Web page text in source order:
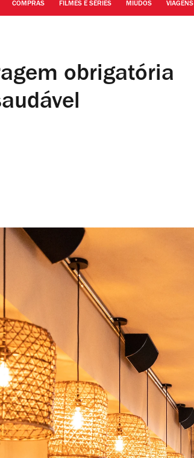
COMPRAS FILMES E SÉRIES MIÚDOS VIAGENS
obrigatória